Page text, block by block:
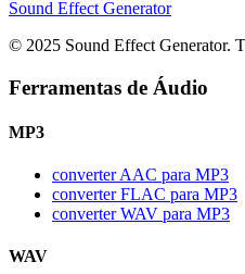
Sound Effect Generator
© 2025 Sound Effect Generator.
Ferramentas de Áudio
MP3
converter AAC para MP3
converter FLAC para MP3
converter WAV para MP3
WAV